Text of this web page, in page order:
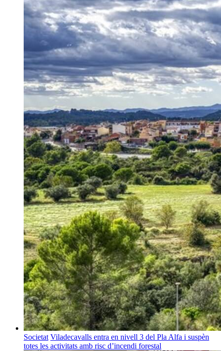
Societat Viladecavalls entra en nivell 3 del Pla Alfa i suspèn
totes les activitats amb risc d’incendi forestal